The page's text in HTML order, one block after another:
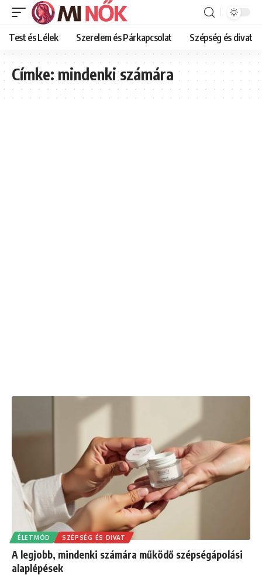
Test és Lélek Szerelem és Párkapcsolat Szépség és divat
Címke:mindenki számára
ÉLETMÓD SZÉPSÉG ÉS DIVAT
A legjobb, mindenki számára működő szépségápolási
alaplépések